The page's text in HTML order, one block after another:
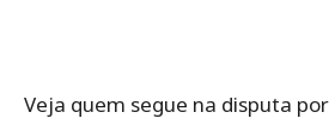
Veja quem segue na disputa por